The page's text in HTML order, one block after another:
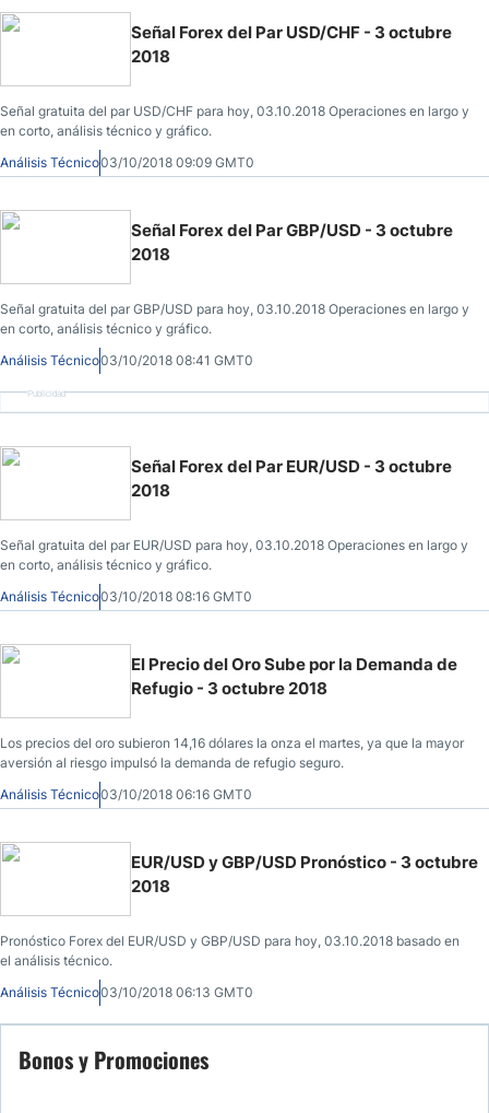
Señal Forex del Par USD/CHF - 3 octubre
2018
Señal gratuita del par USD/CHF para hoy, 03.10.2018 Operaciones en largo y
en corto, análisis técnico y gráfico.
Análisis Técnico03/10/2018 09:09 GMT0
Señal Forex del Par GBP/USD - 3 octubre
2018
Señal gratuita del par GBP/USD para hoy, 03.10.2018 Operaciones en largo y
en corto, análisis técnico y gráfico.
Análisis Técnico03/10/2018 08:41 GMT0
Publicidad
Señal Forex del Par EUR/USD - 3 octubre
2018
Señal gratuita del par EUR/USD para hoy, 03.10.2018 Operaciones en largo y
en corto, análisis técnico y gráfico.
Análisis Técnico03/10/2018 08:16 GMT0
El Precio del Oro Sube por la Demanda de
Refugio - 3 octubre 2018
Los precios del oro subieron 14,16 dólares la onza el martes, ya que la mayor
aversión al riesgo impulsó la demanda de refugio seguro.
Análisis Técnico03/10/2018 06:16 GMT0
EUR/USD y GBP/USD Pronóstico - 3 octubre
2018
Pronóstico Forex del EUR/USD y GBP/USD para hoy, 03.10.2018 basado en
el análisis técnico.
Análisis Técnico03/10/2018 06:13 GMT0
Bonos y Promociones